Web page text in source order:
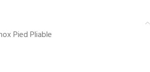
Pied Pliable